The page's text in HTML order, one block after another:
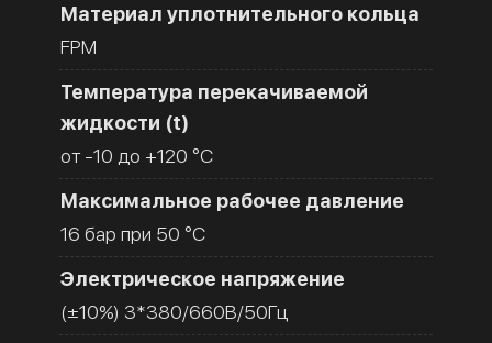
Материал уплотнительного кольца
FPM
Температура перекачиваемой
жидкости (t)
от -10 до +120 °C
Максимальное рабочее давление
16 бар при 50 °C
Электрическое напряжение
(±10%) 3*380/660В/50Гц